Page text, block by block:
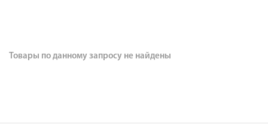
Товары по данному запросу не найдены